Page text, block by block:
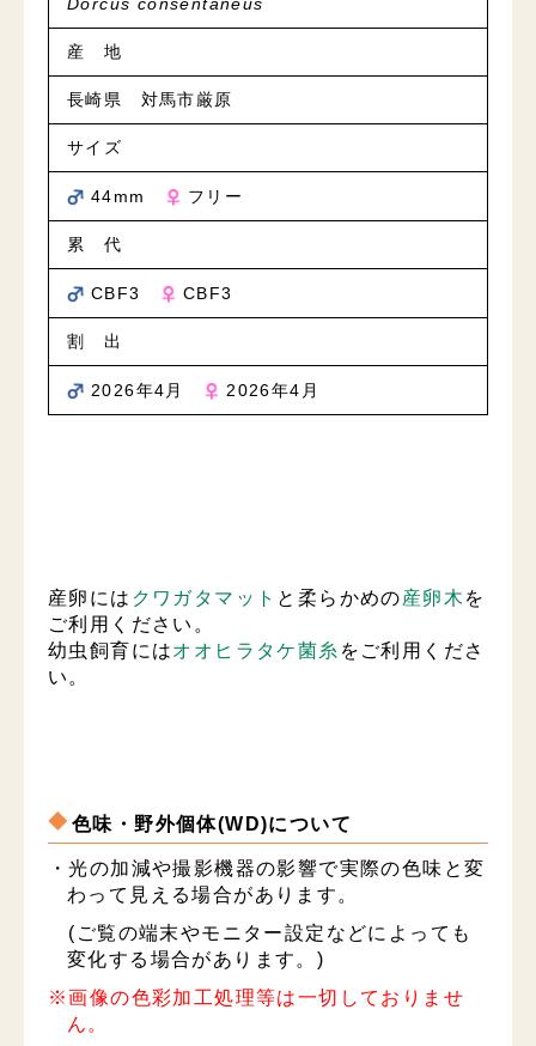
産 地
長崎県 対馬市厳原
サイズ
44mm フリー
累 代
CBF3 CBF3
割 出
2026年4月 2026年4月
産卵には クワガタマット と柔らかめの産卵木 を
ご利用ください。
幼虫飼育にはオオヒラタケ菌糸 をご利用くださ
い。
色味・野外個体(WD)について
・光の加減や撮影機器の影響で実際の色味と変
わって見える場合があります。
(ご覧の端末やモニター設定などによっても
変化する場合があります。)
※画像の色彩加工処理等は一切しておりませ
ん。